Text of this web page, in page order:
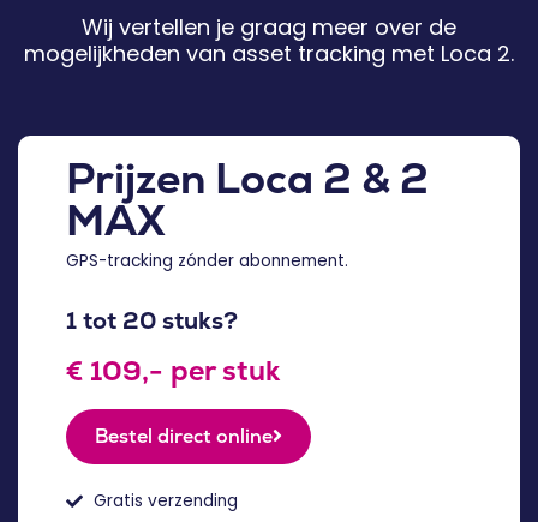
Wij vertellen je graag meer over de
mogelijkheden van asset tracking met Loca 2.
Prijzen Loca 2 & 2
MAX
GPS-tracking zónder abonnement.
1 tot 20 stuks?
€ 109,- per stuk
Bestel direct online
Gratis verzending